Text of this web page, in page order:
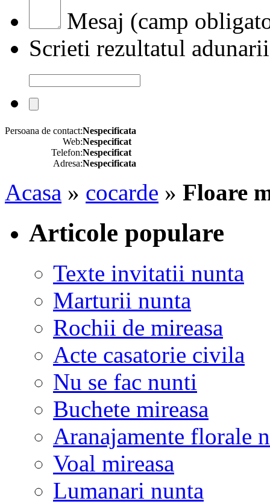
Mesaj (camp
Scrieti rezultatul adunarii
Persoana de contact:Nespecificata
Web:Nespecificat
Telefon:Nespecificat
Adresa:Nespecificata
Acasa » cocarde » Floare
Articole populare
Texte invitatii nunta
Marturii nunta
Rochii de mireasa
Acte casatorie civila
Nu se fac nunti
Buchete mireasa
Aranajamente florale
Voal mireasa
Lumanari nunta